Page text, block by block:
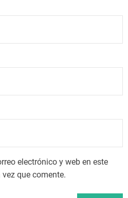
electrónico y web en este
que comente.